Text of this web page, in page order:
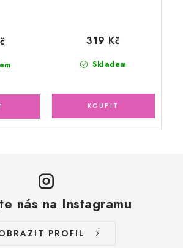
Skladem
319 Kč
nás na Instagramu
PROFIL